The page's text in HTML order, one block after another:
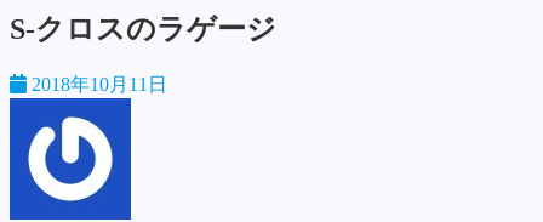
S-クロスのラゲージ
2018年10月11日